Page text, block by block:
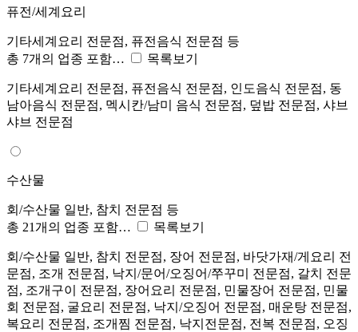
퓨전/세계요리
기타세계요리 전문점, 퓨전음식 전문점 등
총 7개의 업종 포함…
목록보기
기타세계요리 전문점, 퓨전음식 전문점, 인도음식 전문점, 동
남아음식 전문점, 멕시칸/남미 음식 전문점, 덮밥 전문점, 샤브
샤브 전문점
수산물
회/수산물 일반, 참치 전문점 등
총 21개의 업종 포함…
목록보기
회/수산물 일반, 참치 전문점, 장어 전문점, 바닷가재/게요리 전
문점, 조개 전문점, 낙지/문어/오징어/쭈꾸미 전문점, 갈치 전문
점, 조개구이 전문점, 장어요리 전문점, 민물장어 전문점, 민물
회 전문점, 굴요리 전문점, 낙지/오징어 전문점, 매운탕 전문점,
복요리 전문점, 조개찜 전문점, 낙지전문점, 전복 전문점, 오징